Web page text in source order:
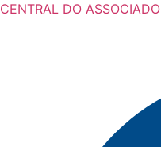
CENTRAL DO ASSOCIADO